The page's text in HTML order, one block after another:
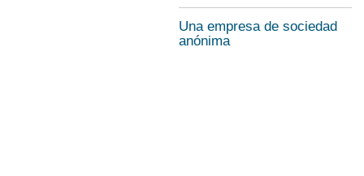
Una empresa de sociedad
anónima